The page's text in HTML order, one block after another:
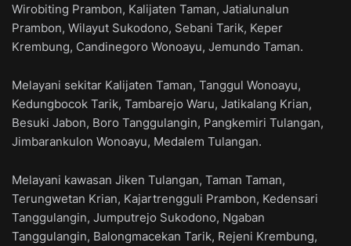
Wirobiting Prambon, Kalijaten Taman, Jatialunalun
Prambon, Wilayut Sukodono, Sebani Tarik, Keper
Krembung, Candinegoro Wonoayu, Jemundo Taman.
Melayani sekitar Kalijaten Taman, Tanggul Wonoayu,
Kedungbocok Tarik, Tambarejo Waru, Jatikalang Krian,
Besuki Jabon, Boro Tanggulangin, Pangkemiri Tulangan,
Jimbarankulon Wonoayu, Medalem Tulangan.
Melayani kawasan Jiken Tulangan, Taman Taman,
Terungwetan Krian, Kajartrengguli Prambon, Kedensari
Tanggulangin, Jumputrejo Sukodono, Ngaban
Tanggulangin, Balongmacekan Tarik, Rejeni Krembung,